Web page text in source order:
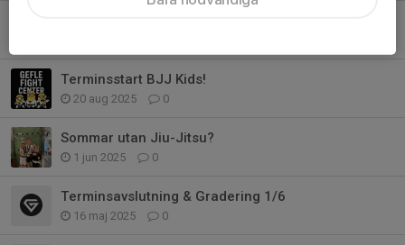
Terminsstart BJJ Kids!
20 aug 2025 0
Sommar utan Jiu-Jitsu?
1 jun 2025 0
Terminsavslutning & Gradering 1/6
16 maj 2025 0